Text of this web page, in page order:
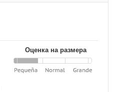
Оценка на размера